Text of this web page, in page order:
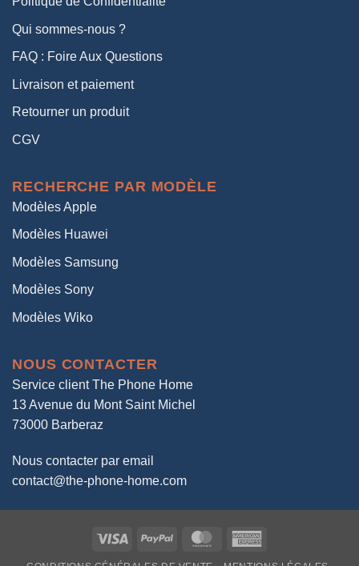
Qui sommes-nous ?
FAQ : Foire Aux Questions
Livraison et paiement
Retourner un produit
CGV
RECHERCHE PAR MODÈLE
Modèles Apple
Modèles Huawei
Modèles Samsung
Modèles Sony
Modèles Wiko
NOUS CONTACTER
Service client The Phone Home
13 Avenue du Mont Saint Michel
73000 Barberaz
Nous contacter par email
contact@the-phone-home.com
Visa PayPal MasterCard